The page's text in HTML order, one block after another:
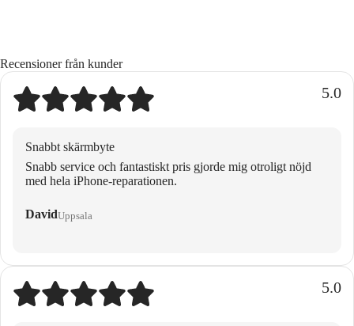
Recensioner från kunder
5.0
Snabbt skärmbyte
Snabb service och fantastiskt pris gjorde mig otroligt nöjd
med hela iPhone-reparationen.
DavidUppsala
5.0